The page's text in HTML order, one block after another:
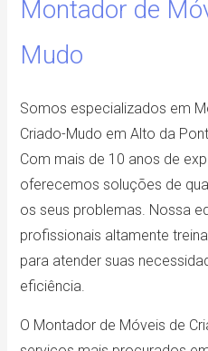
Montador de
Mudo
Somos especializados em
Criado-Mudo em Alto da
Com mais de 10 anos de
oferecemos soluções de
os seus problemas. Nossa
profissionais altamente
para atender suas
eficiência.
O Montador de Móveis de